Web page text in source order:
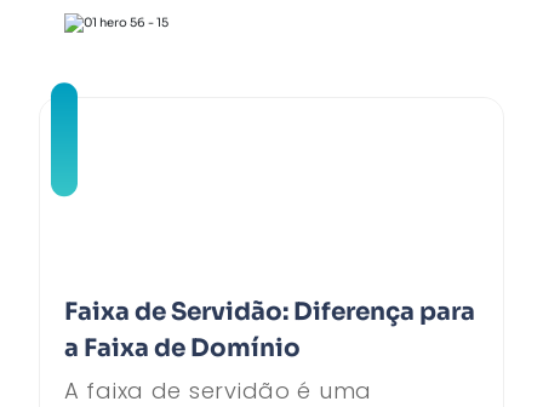
Faixa de Servidão: Diferença para
a Faixa de Domínio
A faixa de servidão é uma